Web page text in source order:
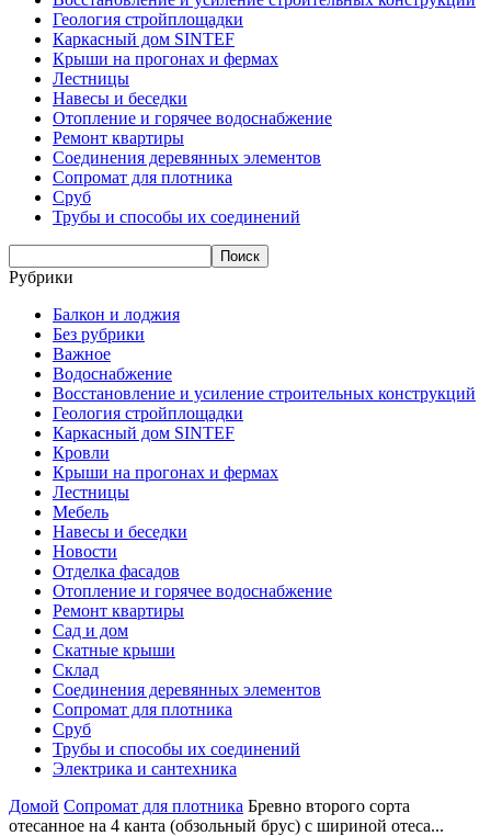
Геология стройплощадки
Каркасный дом SINTEF
Крыши на прогонах и фермах
Лестницы
Навесы и беседки
Отопление и горячее водоснабжение
Ремонт квартиры
Соединения деревянных элементов
Сопромат для плотника
Сруб
Трубы и способы их соединений
Рубрики
Балкон и лоджия
Без рубрики
Важное
Водоснабжение
Восстановление и усиление строительных конструкций
Геология стройплощадки
Каркасный дом SINTEF
Кровли
Крыши на прогонах и фермах
Лестницы
Мебель
Навесы и беседки
Новости
Отделка фасадов
Отопление и горячее водоснабжение
Ремонт квартиры
Сад и дом
Скатные крыши
Склад
Соединения деревянных элементов
Сопромат для плотника
Сруб
Трубы и способы их соединений
Электрика и сантехника
Домой Сопромат для плотника Бревно второго сорта
отесанное на 4 канта (обзольный брус) с шириной отеса...